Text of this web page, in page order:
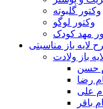
وکتور گلبوته
وکتور لوگو
مهد کودک
لایه باز مناسبتی
باز ولادت
حسن
رضا
علی
باقر